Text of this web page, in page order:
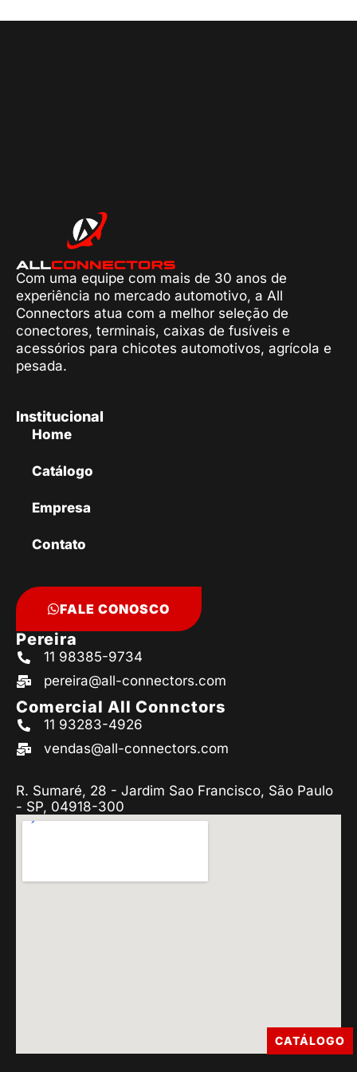
Com uma equipe com mais de 30 anos de
experiência no mercado automotivo, a All
Connectors atua com a melhor seleção de
conectores, terminais, caixas de fusíveis e
acessórios para chicotes automotivos, agrícola e
pesada.
Institucional
Home
Catálogo
Empresa
Contato
FALE CONOSCO
Pereira
11 98385-9734
pereira@all-connectors.com
Comercial All Connctors
11 93283-4926
vendas@all-connectors.com
R. Sumaré, 28 - Jardim Sao Francisco, São Paulo
- SP, 04918-300
CATÁLOGO